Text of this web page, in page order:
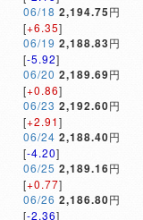
06/18 2,194.75円
[+6.35]
06/19 2,188.83円
[-5.92]
06/20 2,189.69円
[+0.86]
06/23 2,192.60円
[+2.91]
06/24 2,188.40円
[-4.20]
06/25 2,189.16円
[+0.77]
06/26 2,186.80円
[-2.36]